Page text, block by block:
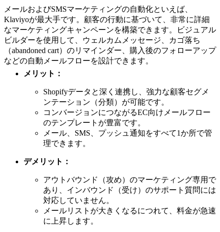
メールおよびSMSマーケティングの自動化といえば、
Klaviyoが最大手です。顧客の行動に基づいて、非常に詳細
なマーケティングキャンペーンを構築できます。ビジュアル
ビルダーを使用して、ウェルカムメッセージ、カゴ落ち
（abandoned cart）のリマインダー、購入後のフォローアップ
などの自動メールフローを設計できます。
メリット：
Shopifyデータと深く連携し、強力な顧客セグメ
ンテーション（分類）が可能です。
コンバージョンにつながるEC向けメールフロー
のテンプレートが豊富です。
メール、SMS、プッシュ通知をすべて1か所で管
理できます。
デメリット：
アウトバウンド（攻め）のマーケティング専用で
あり、インバウンド（受け）のサポート質問には
対応していません。
メールリストが大きくなるにつれて、料金が急速
に上昇します。